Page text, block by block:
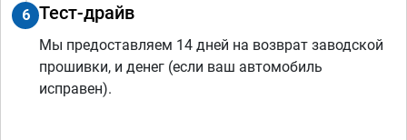
6 Тест-драйв
Мы предоставляем 14 дней на возврат заводской
прошивки, и денег (если ваш автомобиль
исправен).